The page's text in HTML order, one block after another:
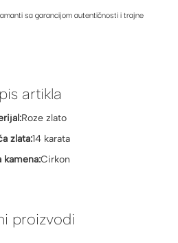
sa garancijom autentičnosti i trajne
artikla
Roze zlato
zlata:14 karata
kamena:Cirkon
proizvodi